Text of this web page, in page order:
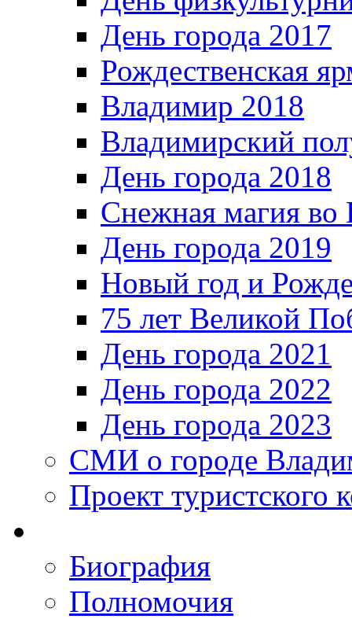
День города 2017
Рождественская
Владимир 2018
Владимирский
День города 2018
Снежная магия во
День города 2019
Новый год и
75 лет Великой
День города 2021
День города 2022
День города 2023
СМИ о городе
Проект туристского
Биография
Полномочия